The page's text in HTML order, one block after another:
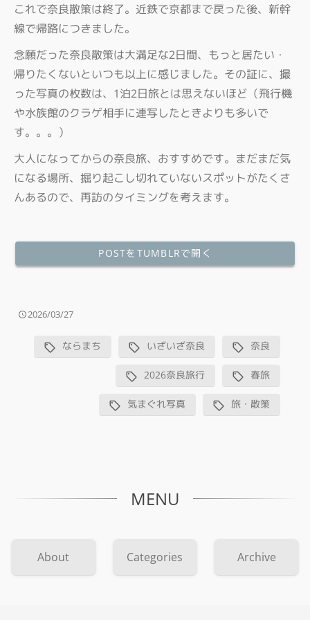
これで奈良散策は終了。近鉄で京都まで戻った後、新幹
線で帰路につきました。
念願だった奈良散策は大満足な2日間、もっと居たい・
帰りたくないといつも以上に感じました。その証に、撮
った写真の枚数は、1泊2日旅とは思えないほど（飛行機
や水族館のクラゲ相手に連写したときよりも多いで
す。。。）
大人になってからの奈良旅、おすすめです。まだまだ気
になる場所、掘り起こし切れていないスポットがたくさ
んあるので、再訪のタイミングを考えます。
POSTをTUMBLRで開く
2026/03/27
ならまち いざいざ奈良 奈良
2026奈良旅行 春旅
気まぐれ写真 旅・散策
MENU
About Categories Archive